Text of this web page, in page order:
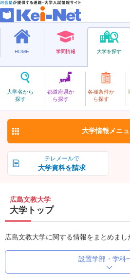
HOME 学問情報 大学を探す
大学名から
探す
都道府県か
ら探す
各種条件か
ら探す
私立
ひろしまぶんきょう
広島文教大学
テレメールで
大学資料を請求
大学情報 メニ
広島文教大学
大学トップ
広島文教大学に関する情報をまとめまし
設置学部・学科